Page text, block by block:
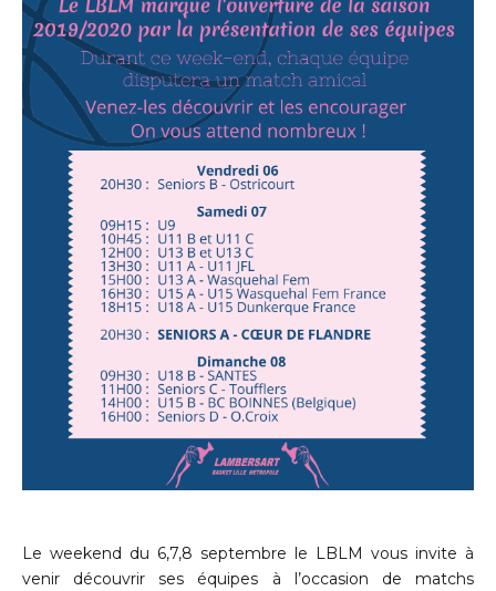
Le weekend du 6,7,8 septembre le LBLM vous invite à
venir découvrir ses équipes à l’occasion de matchs